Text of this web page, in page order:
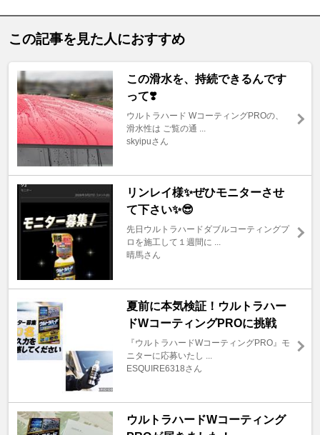
この記事を見た人におすすめ
この滑水を、持続できるんです
って❣️
ウルトラハード WコーティングPROの、
滑水性は ご覧の通 ...
skyipuさん
リンレイ様✨ぜひモニターさせ
て下さい✨😎
先日ウルトラハードダブルコーティングプ
ロを施工して１週間に ...
晴馬さん
夏前に本気検証！ウルトラハー
ドWコーティングPROに挑戦
『ウルトラハードWコーティングPRO』モ
ニターに応募いたし ...
ESQUIRE6318さん
ウルトラハードWコーティング